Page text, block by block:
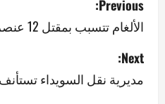
o
s
t
Previous:
الألغام تتسبب بمقتل 12 عنصراً من وحدة إزالة الألغام
Next:
مديرية نقل السويداء